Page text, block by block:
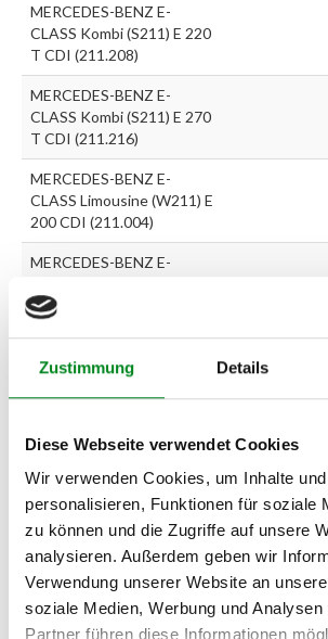
Zustimmung Details
Diese Webseite verwendet Cookies
Wir verwenden Cookies, um Inhalte
personalisieren, Funktionen für soziale
zu können und die Zugriffe auf unsere
analysieren. Außerdem geben wir
Verwendung unserer Website an
soziale Medien, Werbung und
Partner führen diese Informationen
MERCEDES-BENZ E-
CLASS Kombi (S211) E 220
T CDI (211.208)
MERCEDES-BENZ E-
CLASS Kombi (S211) E 270
T CDI (211.216)
MERCEDES-BENZ E-
CLASS Limousine (W211) E
200 CDI (211.004)
MERCEDES-BENZ E-
220 CDI (210.007)
CLASS Limousine (W211) E
CLASS Limousine (W211) E
220 CDI (211.008)
MERCEDES-BENZ E-
CLASS Limousine (W211) E
270 CDI (211.016)
MERCEDES-BENZ E-
KLASSE Kombi (S211) E